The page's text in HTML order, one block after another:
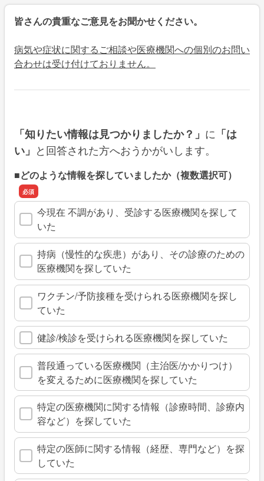
皆さんの貴重なご意見をお聞かせください。
病気や症状に関するご相談や医療機関への個別のお問い
合わせは受け付けておりません。
「知りたい情報は見つかりましたか？」 に 「は
い」 と回答された方へおうかがいします。
■どのような情報を探していましたか（複数選択可）
今現在 不調があり、受診する医療機関を探して
いた
持病（慢性的な疾患）があり、その診療のための
医療機関を探していた
ワクチン/予防接種を受けられる医療機関を探し
ていた
健診/検診を受けられる医療機関を探していた
普段通っている医療機関（主治医/かかりつけ）
を変えるために医療機関を探していた
特定の医療機関に関する情報（診療時間、診療内
容など）を探していた
特定の医師に関する情報（経歴、専門など）を探
していた